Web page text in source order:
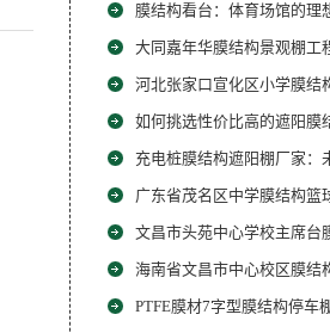
膜结构看台：体育场馆的理
大同嘉年华膜结构景观棚工
河北张家口宣化区小学膜结
如何挑选性价比高的遮阳膜
充电桩膜结构遮阳棚厂家：
广东省茂名区中学膜结构篮
文昌市头苑中心学校主席台
海南省文昌市中心校区膜结
PTFE膜材7字型膜结构停车